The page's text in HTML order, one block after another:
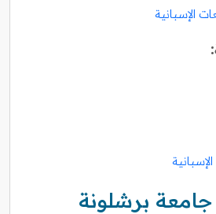
الإسبانية
برشلونة